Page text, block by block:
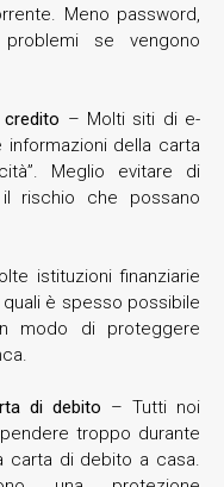
Meno password,
se vengono
– Molti siti di e-
della carta
Meglio evitare di
il rischio che possano
istituzioni finanziarie
è spesso possibile
modo di proteggere
di debito – Tutti noi
troppo durante
carta di debito a casa.